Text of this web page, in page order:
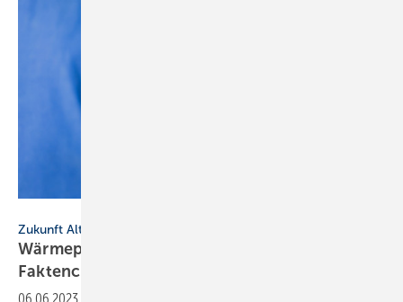
Zukunft Altbau
Wärmepumpen: Die 7 größten Mythen im
Faktencheck
06.06.2023